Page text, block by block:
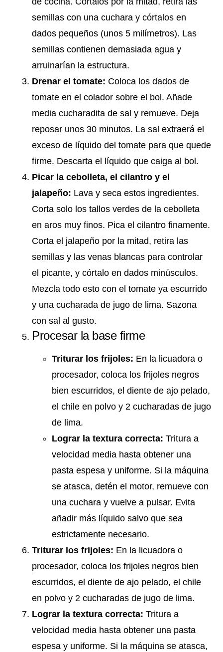
semillas con una cuchara y córtalos en
dados pequeños (unos 5 milímetros). Las
semillas contienen demasiada agua y
arruinarían la estructura.
Drenar el tomate: Coloca los dados de
tomate en el colador sobre el bol. Añade
media cucharadita de sal y remueve. Deja
reposar unos 30 minutos. La sal extraerá el
exceso de líquido del tomate para que quede
firme. Descarta el líquido que caiga al bol.
Picar la cebolleta, el cilantro y el
jalapeño: Lava y seca estos ingredientes.
Corta solo los tallos verdes de la cebolleta
en aros muy finos. Pica el cilantro finamente.
Corta el jalapeño por la mitad, retira las
semillas y las venas blancas para controlar
el picante, y córtalo en dados minúsculos.
Mezcla todo esto con el tomate ya escurrido
y una cucharada de jugo de lima. Sazona
con sal al gusto.
Procesar la base firme
Triturar los frijoles: En la licuadora o
procesador, coloca los frijoles negros
bien escurridos, el diente de ajo pelado,
el chile en polvo y 2 cucharadas de jugo
de lima.
Lograr la textura correcta: Tritura a
velocidad media hasta obtener una
pasta espesa y uniforme. Si la máquina
se atasca, detén el motor, remueve con
una cuchara y vuelve a pulsar. Evita
añadir más líquido salvo que sea
estrictamente necesario.
Triturar los frijoles: En la licuadora o
procesador, coloca los frijoles negros bien
escurridos, el diente de ajo pelado, el chile
en polvo y 2 cucharadas de jugo de lima.
Lograr la textura correcta: Tritura a
velocidad media hasta obtener una pasta
espesa y uniforme. Si la máquina se atasca,